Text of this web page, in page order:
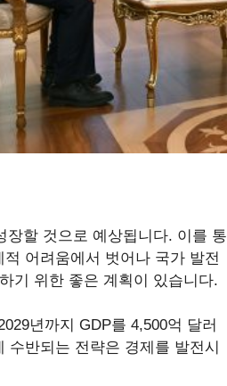
장할 것으로 예상됩니다. 이를 통
어려움에서 벗어나 국가 발전
기 위한 좋은 계획이 있습니다.
년까지 GDP를 4,500억 달러
수반되는 전략은 경제를 발전시